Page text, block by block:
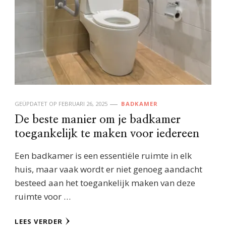
GEÜPDATET OP FEBRUARI 26, 2025 BADKAMER
De beste manier om je badkamer
toegankelijk te maken voor iedereen
Een badkamer is een essentiële ruimte in elk
huis, maar vaak wordt er niet genoeg aandacht
besteed aan het toegankelijk maken van deze
ruimte voor …
LEES VERDER